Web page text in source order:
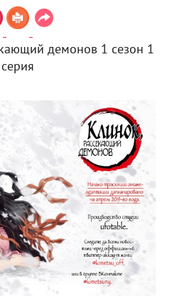
демонов 1 сезон 1
серия